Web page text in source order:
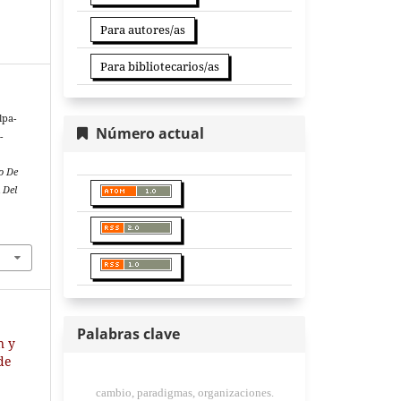
De
Del
y
Para autores/as
Para bibliotecarios/as
Número actual
Palabras clave
cambio, paradigmas, organizaciones.